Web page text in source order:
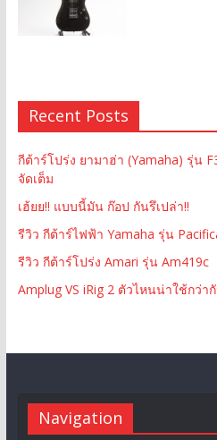
Recent Posts
กีต้าร์โปร่ง ยามาฮ่า (Yamaha) รุ่น
จัดเต็ม
เฮ้ยย!! แบบนี้มัน ก๊อป กันรึเปล่า!!
รีวิว กีต้าร์ไฟฟ้า Yamaha รุ่น
รีวิว กีต้าร์โปร่ง Amari รุ่น Am419c
Amplug VS iRig 2 ตัวไหนน่าใช้กว่า
Navigation